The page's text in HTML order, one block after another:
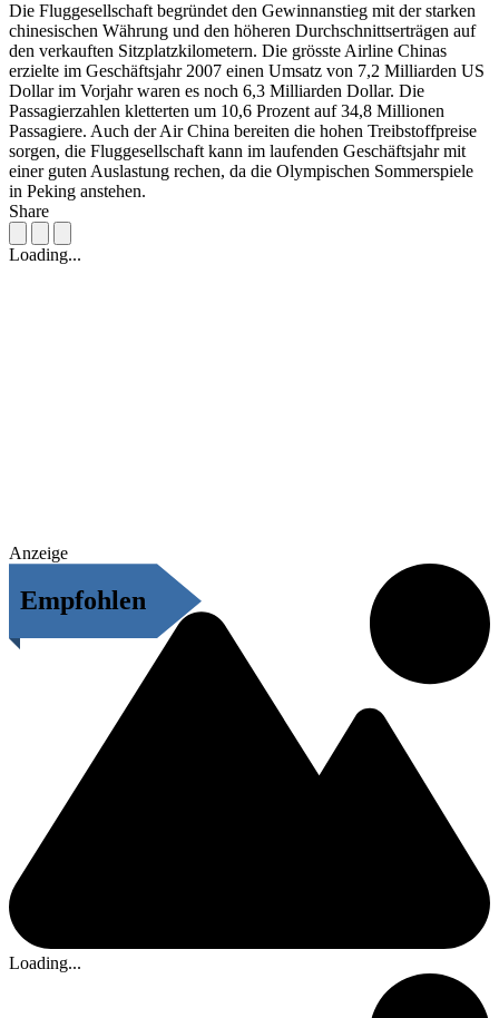
Die Fluggesellschaft begründet den Gewinnanstieg mit der starken
chinesischen Währung und den höheren Durchschnittserträgen auf
den verkauften Sitzplatzkilometern. Die grösste Airline Chinas
erzielte im Geschäftsjahr 2007 einen Umsatz von 7,2 Milliarden US
Dollar im Vorjahr waren es noch 6,3 Milliarden Dollar. Die
Passagierzahlen kletterten um 10,6 Prozent auf 34,8 Millionen
Passagiere. Auch der Air China bereiten die hohen Treibstoffpreise
sorgen, die Fluggesellschaft kann im laufenden Geschäftsjahr mit
einer guten Auslastung rechen, da die Olympischen Sommerspiele
in Peking anstehen.
Share
Loading...
Anzeige
Empfohlen
Loading...